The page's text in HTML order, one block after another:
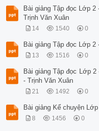
Bài giảng Tập đọc Lớp
Trịnh Văn Xuân
14 1540 0
Bài giảng Tập đọc Lớp
13 1516 0
Bài giảng Tập đọc Lớp
- Trịnh Văn Xuân
21 1492 0
Bài giảng Kể chuyện
8 1456 0